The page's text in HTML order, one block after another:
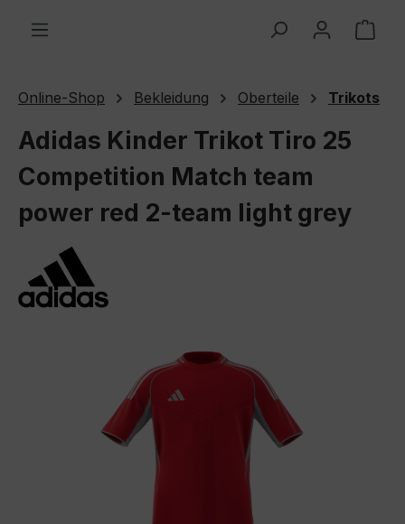
Online-Shop Bekleidung Oberteile Trikots
Adidas Kinder Trikot Tiro 25
Competition Match team
power red 2-team light grey
Bildergalerie überspringen